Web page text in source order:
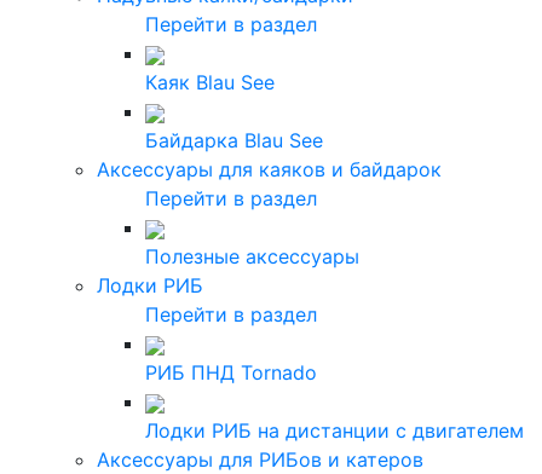
Перейти в раздел
Каяк Blau See
Байдарка Blau See
Аксессуары для каяков и байдарок
Перейти в раздел
Полезные аксессуары
Лодки РИБ
Перейти в раздел
РИБ ПНД Tornado
Лодки РИБ на дистанции с двигателем
Аксессуары для РИБов и катеров